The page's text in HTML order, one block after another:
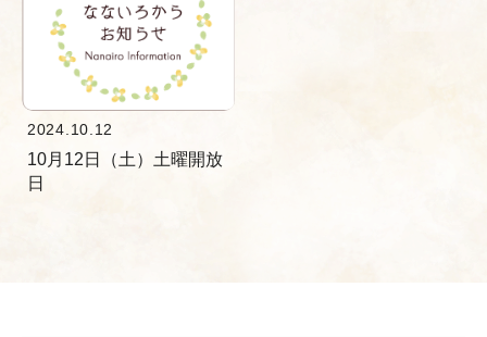
2024.10.12
10月12日（土）土曜開放
日